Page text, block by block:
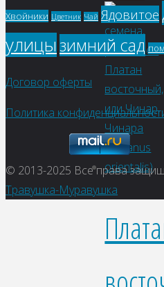
Хвойники Цветник Чай Ядовитое
улицызимний сад
Договор оферты
Политика
© 2013-2025 Все права
Травушка-Муравушка